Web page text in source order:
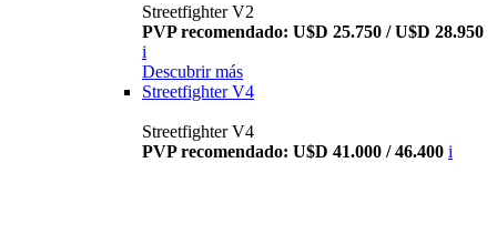
Streetfighter V2
PVP recomendado: U$D 25.750 / U$D 28.950
i
Descubrir más
Streetfighter V4
Streetfighter V4
PVP recomendado: U$D 41.000 / 46.400 i